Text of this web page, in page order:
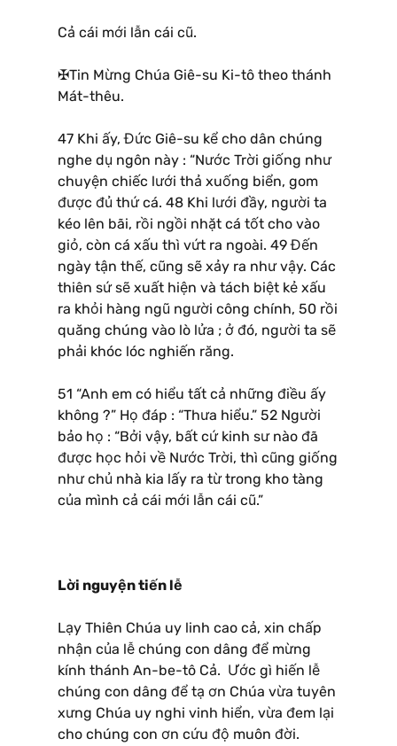
Cả cái mới lẫn cái cũ.
✠Tin Mừng Chúa Giê-su Ki-tô theo thánh
Mát-thêu.
47 Khi ấy, Đức Giê-su kể cho dân chúng
nghe dụ ngôn này : “Nước Trời giống như
chuyện chiếc lưới thả xuống biển, gom
được đủ thứ cá. 48 Khi lưới đầy, người ta
kéo lên bãi, rồi ngồi nhặt cá tốt cho vào
giỏ, còn cá xấu thì vứt ra ngoài. 49 Đến
ngày tận thế, cũng sẽ xảy ra như vậy. Các
thiên sứ sẽ xuất hiện và tách biệt kẻ xấu
ra khỏi hàng ngũ người công chính, 50 rồi
quăng chúng vào lò lửa ; ở đó, người ta sẽ
phải khóc lóc nghiến răng.
51 “Anh em có hiểu tất cả những điều ấy
không ?” Họ đáp : “Thưa hiểu.” 52 Người
bảo họ : “Bởi vậy, bất cứ kinh sư nào đã
được học hỏi về Nước Trời, thì cũng giống
như chủ nhà kia lấy ra từ trong kho tàng
của mình cả cái mới lẫn cái cũ.”
Lời nguyện tiến lễ
Lạy Thiên Chúa uy linh cao cả, xin chấp
nhận của lễ chúng con dâng để mừng
kính thánh An-be-tô Cả. Ước gì hiến lễ
chúng con dâng để tạ ơn Chúa vừa tuyên
xưng Chúa uy nghi vinh hiển, vừa đem lại
cho chúng con ơn cứu độ muôn đời.